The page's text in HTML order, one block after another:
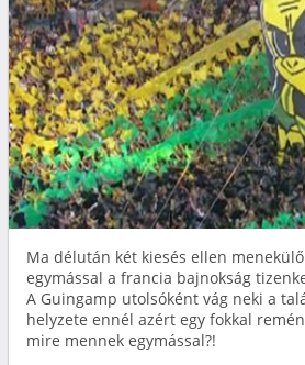
Ma délután két kiesés ellen
egymással a francia bajnokság
A Guingamp utolsóként vág neki a
helyzete ennél azért egy fokkal
mire mennek egymással?!